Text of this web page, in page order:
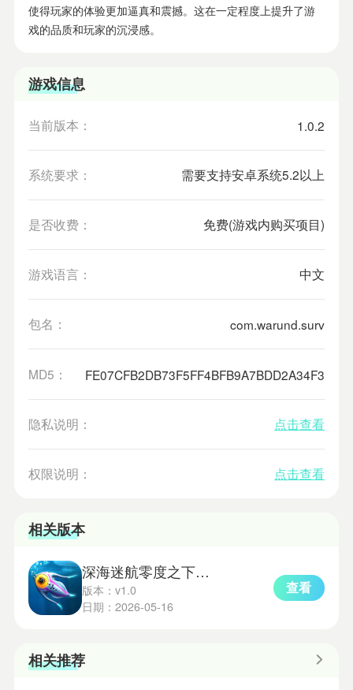
使得玩家的体验更加逼真和震撼。这在一定程度上提升了游
戏的品质和玩家的沉浸感。
游戏信息
当前版本： 1.0.2
系统要求： 需要支持安卓系统5.2以上
是否收费： 免费(游戏内购买项目)
游戏语言： 中文
包名： com.warund.surv
MD5： FE07CFB2DB73F5FF4BFB9A7BDD2A34F3
隐私说明： 点击查看
权限说明： 点击查看
相关版本
深海迷航零度之下手机版
版本：v1.0
日期：2026-05-16
查看
相关推荐